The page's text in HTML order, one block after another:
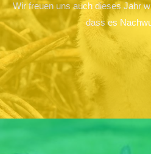
Wir freuen uns auch dieses Jahr
dass es